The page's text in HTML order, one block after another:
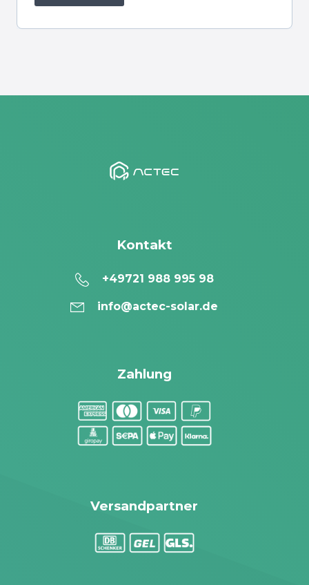
Kontakt
+49721 988 995 98
info@actec-solar.de
Zahlung
Versandpartner